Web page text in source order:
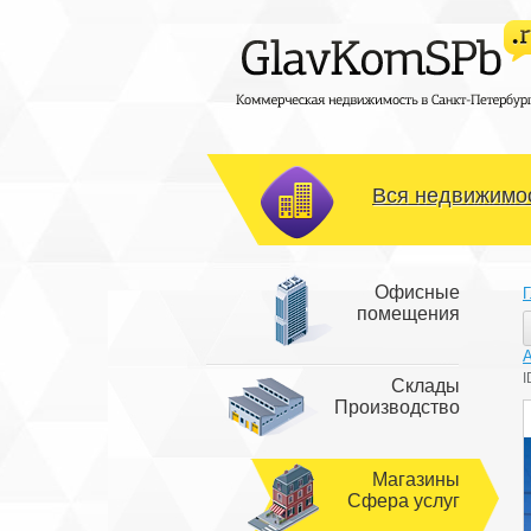
Вся
Офисные
помещения
Склады
Производство
Магазины
Сфера услуг